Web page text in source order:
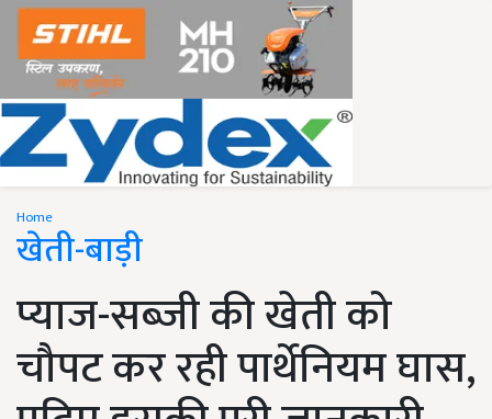
Home
खेती-बाड़ी
प्याज-सब्जी की खेती को
चौपट कर रही पार्थेनियम घास,